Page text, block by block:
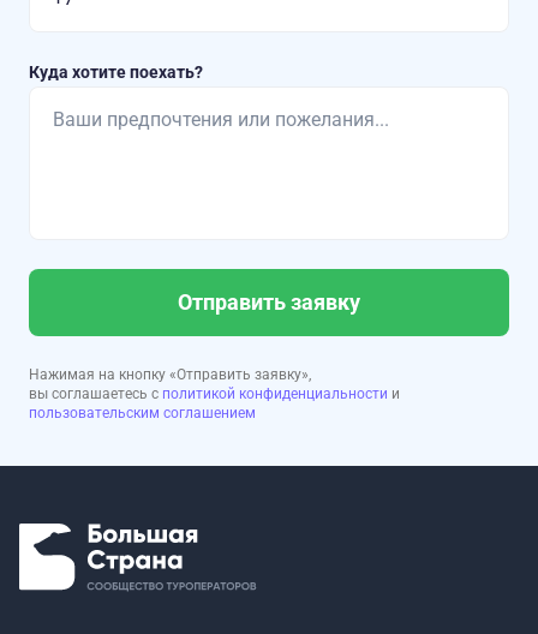
Куда хотите поехать?
Отправить заявку
Нажимая на кнопку «Отправить заявку»,
вы соглашаетесь с политикой конфиденциальности и
пользовательским соглашением